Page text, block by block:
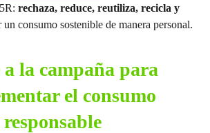
rechaza, reduce, reutiliza, recicla y
un consumo sostenible de manera personal.
a la campaña para
el consumo
responsable